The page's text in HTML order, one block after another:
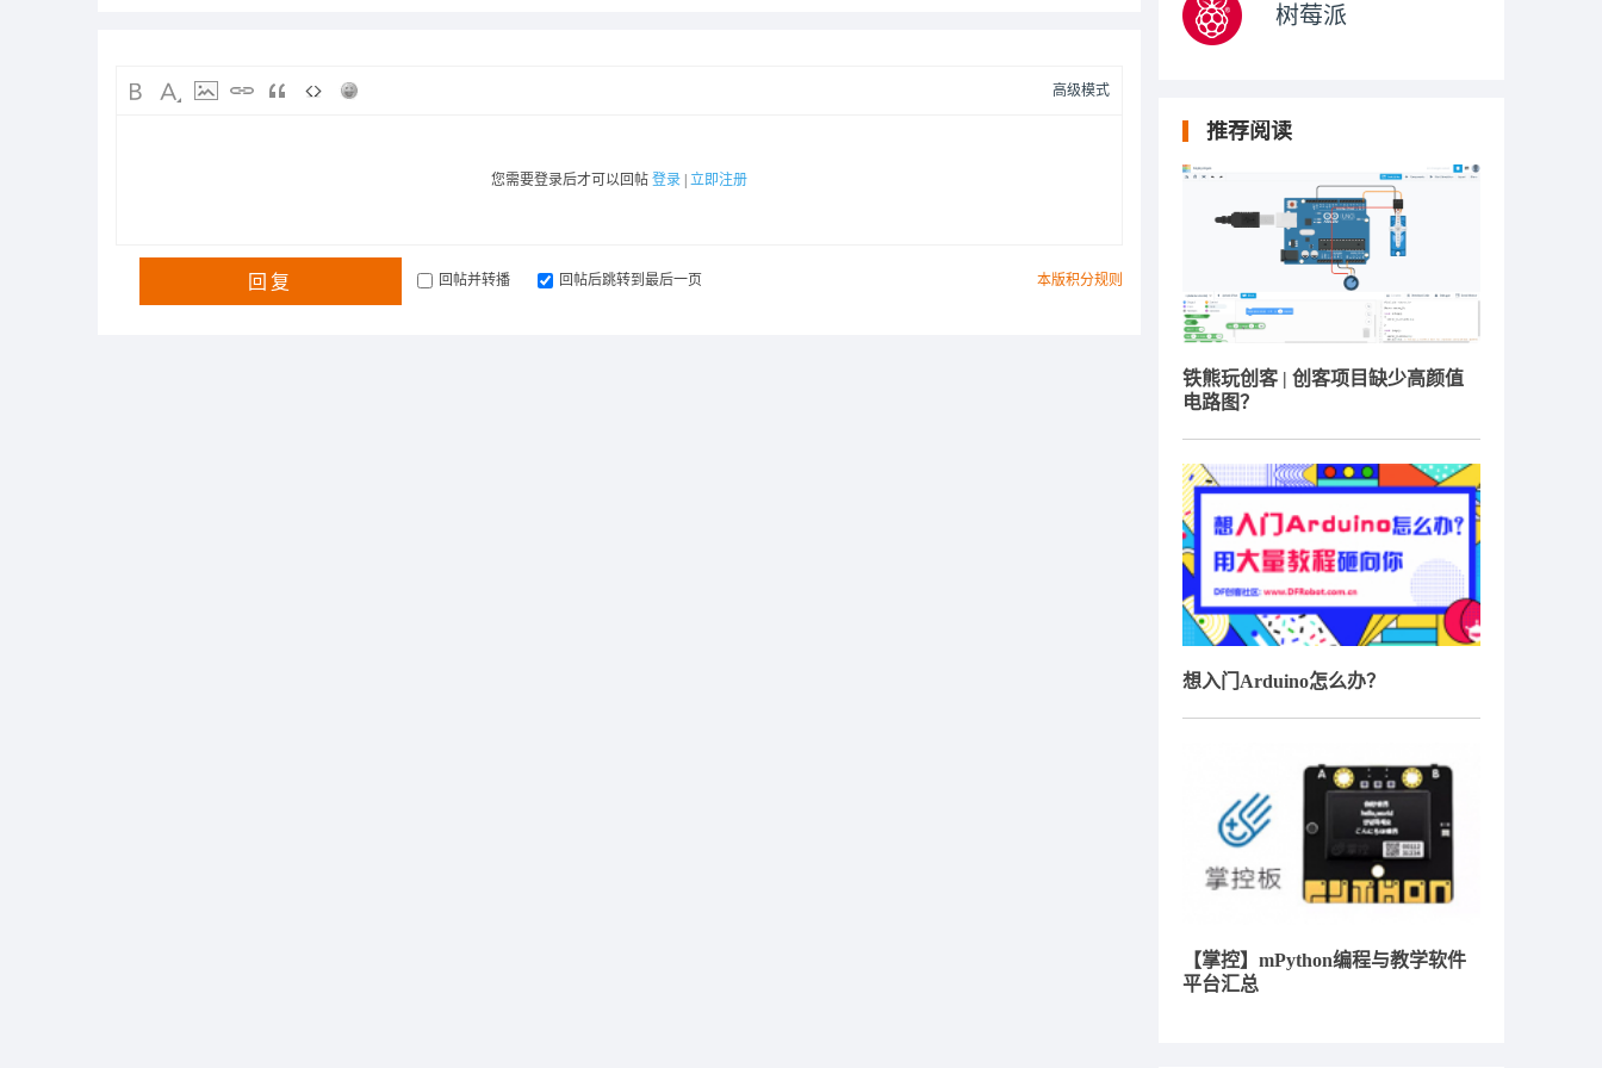
高级模式
您需要登录后才可以回帖 登录 立即注册
本版积分规则
回复 回帖并转播 回帖后跳转到最后一页
树莓派
推荐阅读
铁熊玩创客 | 创客项目缺少高颜值
电路图？
想入门Arduino怎么办？
【掌控】mPython编程与教学软件
平台汇总